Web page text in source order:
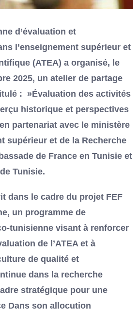
d’évaluation et
l’enseignement supérieur et
(ATEA) a organisé, le
2025, un atelier de partage
: »Évaluation des activités
historique et perspectives
partenariat avec le ministère
supérieur et de la Recherche
de France en Tunisie et
Tunisie.
dans le cadre du projet FEF
un programme de
tunisienne visant à renforcer
de l’ATEA et à
de qualité et
dans la recherche
stratégique pour une
Dans son allocution